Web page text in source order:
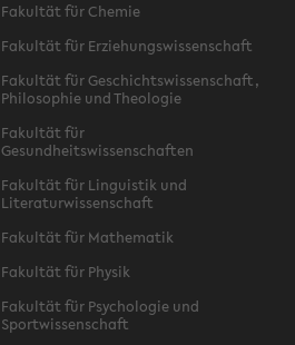
Fakultät für Chemie
Fakultät für Erziehungswissenschaft
Fakultät für Geschichtswissenschaft,
Philosophie und Theologie
Fakultät für
Gesundheitswissenschaften
Fakultät für Linguistik und
Literaturwissenschaft
Fakultät für Mathematik
Fakultät für Physik
Fakultät für Psychologie und
Sportwissenschaft